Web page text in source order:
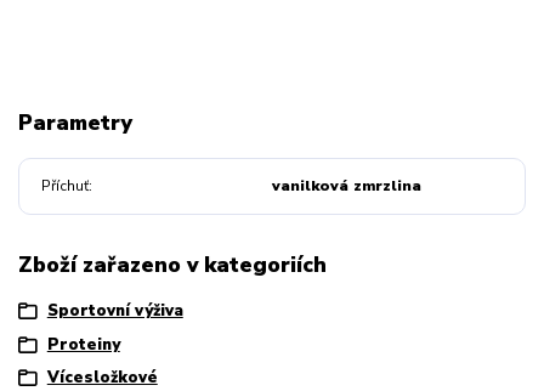
Parametry
Příchuť vanilková zmrzlina
Zboží zařazeno v kategoriích
Sportovní výživa
Proteiny
Vícesložkové